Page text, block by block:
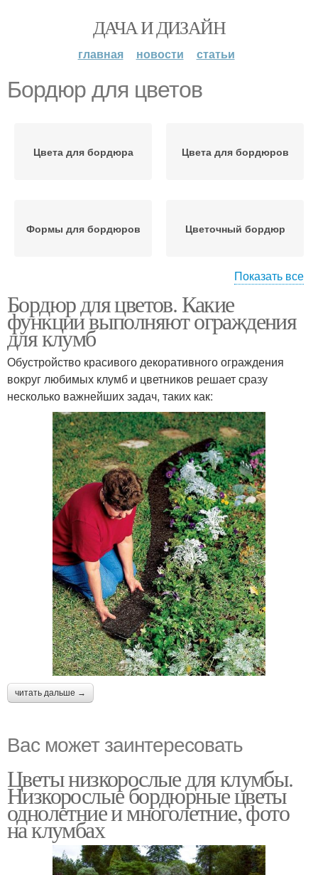
ДАЧА И ДИЗАЙН
главная новости статьи
Бордюр для цветов
Цвета для бордюра Цвета для бордюров
Формы для бордюров Цветочный бордюр
палисадника
Бордюры для рабаток
Показать все
Бордюр для цветов. Какие
функции выполняют ограждения
для клумб
Обустройство красивого декоративного ограждения
вокруг любимых клумб и цветников решает сразу
несколько важнейших задач, таких как:
читать дальше →
Вас может заинтересовать
Цветы низкорослые для клумбы.
Низкорослые бордюрные цветы
однолетние и многолетние, фото
на клумбах